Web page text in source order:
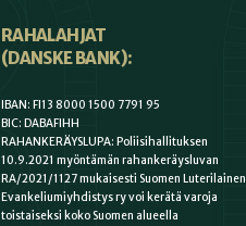
RAHALAHJAT
(DANSKE BANK):
IBAN: FI13 8000 1500 7791 95
BIC: DABAFIHH
RAHANKERÄYSLUPA: Poliisihallituksen
10.9.2021 myöntämän rahankeräysluvan
RA/2021/1127 mukaisesti Suomen Luterilainen
Evankeliumiyhdistys ry voi kerätä varoja
toistaiseksi koko Suomen alueella